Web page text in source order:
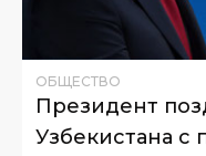
ОБЩЕСТВО
Президент
Узбекистана